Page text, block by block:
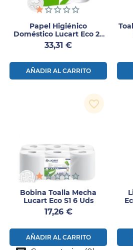
Papel Higiénico
Doméstico Lucart Eco 22
108 Uds
Precio
33,31 €
AÑADIR AL CARRITO
Bobina Toalla Mecha
Lucart Eco S1 6 Uds
Precio
17,26 €
AÑADIR AL CARRITO
favorite_border